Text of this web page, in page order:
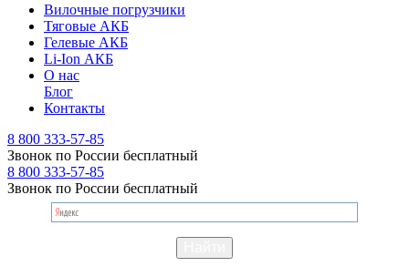
Вилочные погрузчики
Тяговые АКБ
Гелевые АКБ
Li-Ion АКБ
О нас
Блог
Контакты
8 800 333-57-85
Звонок по России бесплатный
8 800 333-57-85
Звонок по России бесплатный